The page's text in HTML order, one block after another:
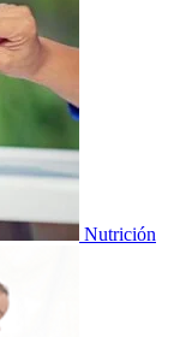
Nutrición